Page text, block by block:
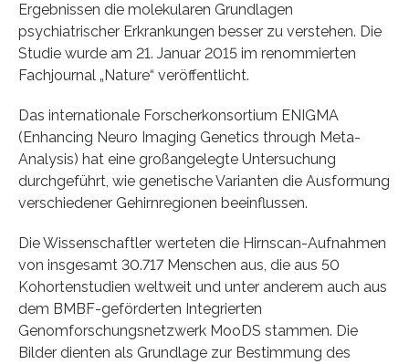
Ergebnissen die molekularen Grundlagen
psychiatrischer Erkrankungen besser zu verstehen. Die
Studie wurde am 21. Januar 2015 im renommierten
Fachjournal „Nature“ veröffentlicht.
Das internationale Forscherkonsortium ENIGMA
(Enhancing Neuro Imaging Genetics through Meta-
Analysis) hat eine großangelegte Untersuchung
durchgeführt, wie genetische Varianten die Ausformung
verschiedener Gehirnregionen beeinflussen.
Die Wissenschaftler werteten die Hirnscan-Aufnahmen
von insgesamt 30.717 Menschen aus, die aus 50
Kohortenstudien weltweit und unter anderem auch aus
dem BMBF-geförderten Integrierten
Genomforschungsnetzwerk MooDS stammen. Die
Bilder dienten als Grundlage zur Bestimmung des